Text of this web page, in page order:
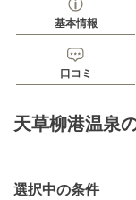
基本情報
口コミ
天草柳港温泉
選択中の条件